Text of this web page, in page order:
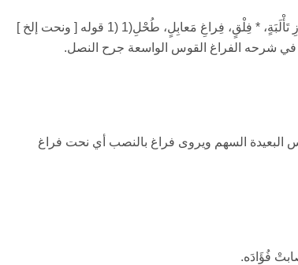
قال: وأَنشد شمر لامْرِئِ القَيْس ونَحَتْ لَه عَنْ أَرْزِ تَأْلَبَةٍ، * فِلْقٍ، فِراغِ مَعابِلٍ، طُحْلِ(1 (1 قوله [ ونحت إلخ ]
في شرحه الفراغ القوس الواسعة جرح النصل.
البعيدة السهم ويروى فراغ بالنصب أي نحت فراغ
فُؤَادَه.